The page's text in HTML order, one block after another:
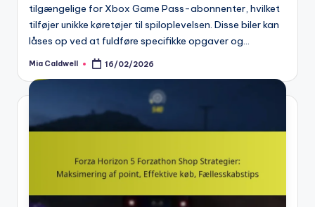
tilgængelige for Xbox Game Pass-abonnenter, hvilket
tilføjer unikke køretøjer til spiloplevelsen. Disse biler kan
låses op ved at fuldføre specifikke opgaver og…
Posted
Mia Caldwell 16/02/2026